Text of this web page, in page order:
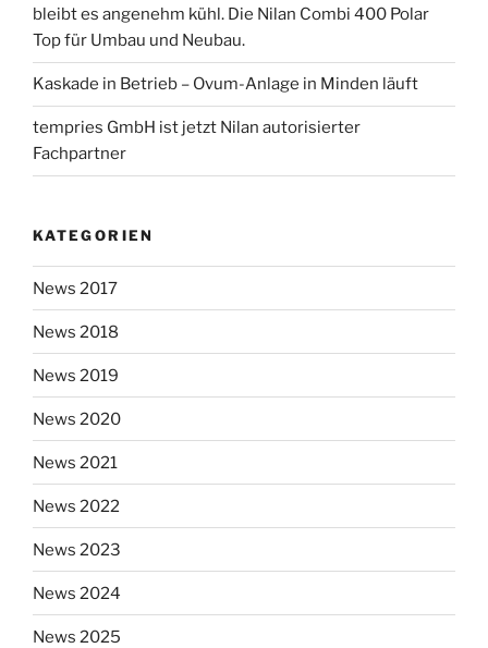
bleibt es angenehm kühl. Die Nilan Combi 400 Polar
Top für Umbau und Neubau.
Kaskade in Betrieb – Ovum-Anlage in Minden läuft
tempries GmbH ist jetzt Nilan autorisierter
Fachpartner
KATEGORIEN
News 2017
News 2018
News 2019
News 2020
News 2021
News 2022
News 2023
News 2024
News 2025